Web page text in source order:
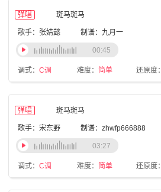
弹唱 斑马斑马
歌手：张婧懿 制谱：九月一
调式： C调 难度： 简单 还原度：
00:45
弹唱 斑马斑马
歌手：宋东野 制谱：zhwfp666888
调式： C调 难度： 简单 还原度：
03:27